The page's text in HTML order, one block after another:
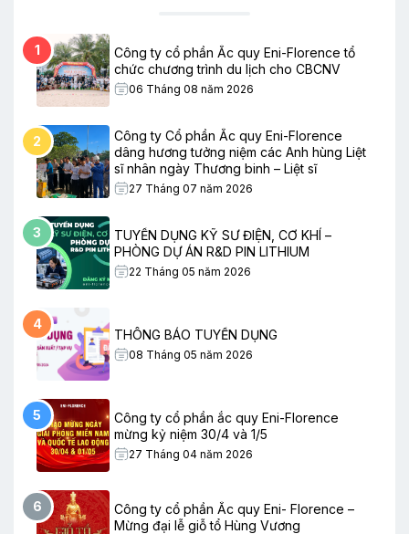
1
Công ty cổ phần Ắc quy Eni-Florence tổ
chức chương trình du lịch cho CBCNV
06 Tháng 08 năm 2026
2
Công ty Cổ phần Ắc quy Eni-Florence
dâng hương tưởng niệm các Anh hùng Liệt
sĩ nhân ngày Thương binh – Liệt sĩ
27 Tháng 07 năm 2026
3
TUYỂN DỤNG KỸ SƯ ĐIỆN, CƠ KHÍ –
PHÒNG DỰ ÁN R&D PIN LITHIUM
22 Tháng 05 năm 2026
4
THÔNG BÁO TUYỂN DỤNG
08 Tháng 05 năm 2026
5
Công ty cổ phần ắc quy Eni-Florence
mừng kỷ niệm 30/4 và 1/5
27 Tháng 04 năm 2026
6
Công ty cổ phần Ắc quy Eni- Florence –
Mừng đại lễ giỗ tổ Hùng Vương